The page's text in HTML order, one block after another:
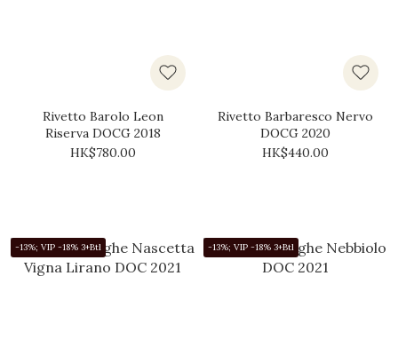
Rivetto Barolo Leon
Riserva DOCG 2018
HK$780.00
Rivetto Barbaresco Nervo
DOCG 2020
HK$440.00
-13%; VIP -18% 3+Btl -13%; VIP -18% 3+Btl